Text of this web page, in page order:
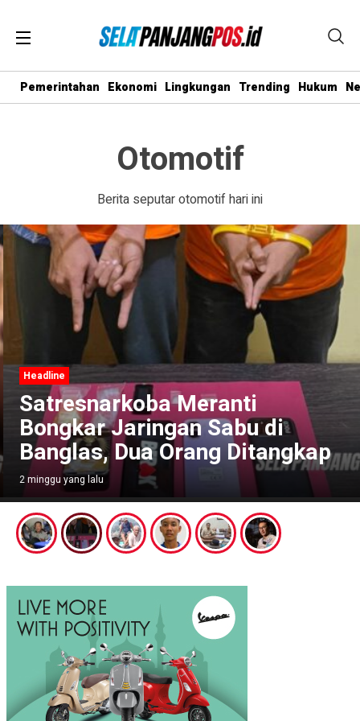
Pemerintahan Ekonomi Lingkungan Trending Hukum
Otomotif
Berita seputar otomotif hari ini
Headline
Satresnarkoba Meranti
Bongkar Jaringan Sabu di
Banglas, Dua Orang Ditangkap
2 minggu yang lalu